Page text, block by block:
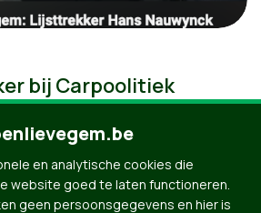
bij Carpoolitiek
en analytische cookies die
website goed te laten functioneren.
geen persoonsgegevens en hier is